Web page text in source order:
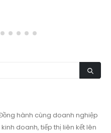
hành cùng doanh nghiệp
doanh, tiếp thị liên kết lên